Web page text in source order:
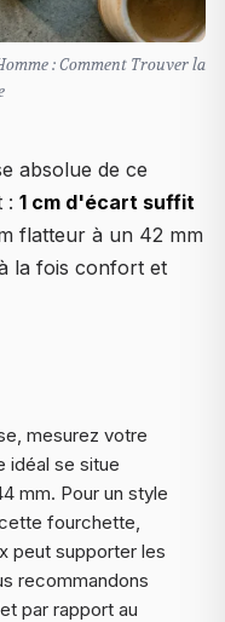
: Comment Trouver la
absolue de ce
: 1 cm d'écart suffit
flatteur à un 42 mm
la fois confort et
mesurez votre
idéal se situe
mm. Pour un style
fourchette,
peut supporter les
recommandons
par rapport au